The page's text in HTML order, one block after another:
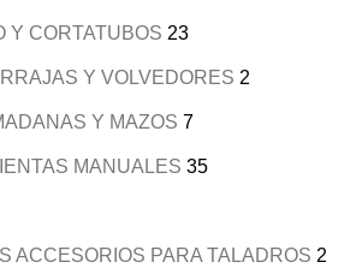
Y CORTATUBOS 23
Y VOLVEDORES 2
Y MAZOS 7
MANUALES 35
ACCESORIOS PARA TALADROS 2